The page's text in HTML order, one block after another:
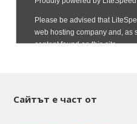
Сайтът е част от